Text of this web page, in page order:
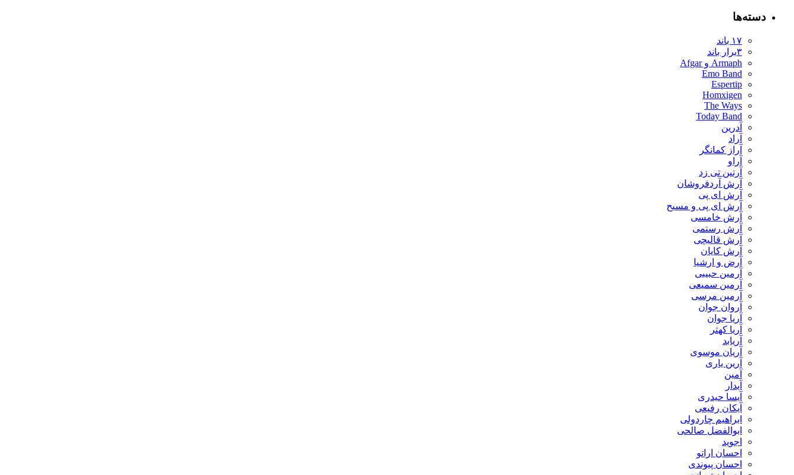
دسته‌ها
۱۷ باند
۳برار باند
Armaph و Afgar
Emo Band
Espertip
Homxigen
The Ways
Today Band
آدرین
آراد
آراز کمانگر
آراو
آرتین تی زد
آرش آردفروشان
آرش ای پی
آرش ای پی و مسیح
آرش خامسی
آرش رستمی
آرش قالیچی
آرش کایان
​آرض و ارشیا
آرمین حبیبی
آرمین سمیعی
آرمین مرسی
آروان جوان
آریا جوان
آریا کهتر
آریابد
آریان موسوی
آرین یاری
آمین
آیدار
آیسا حیدری
آیکان رفیعی
ابراهیم چاردولی
ابوالفضل صالحی
اجوید
احسان اراتو
احسان پیوندی